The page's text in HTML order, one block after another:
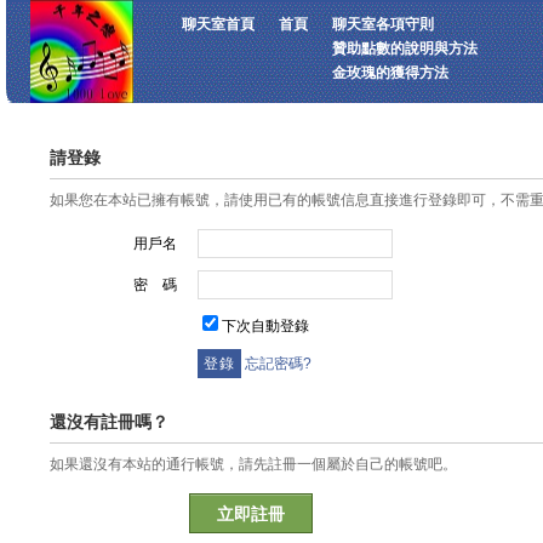
聊天室首頁 首頁
聊天室各項守則
贊助點數的說明與方法
金玫瑰的獲得方法
請登錄
如果您在本站已擁有帳號，請使用已有的帳號信息直接進行登錄即可，不需
用戶名
密 碼
下次自動登錄
忘記密碼?
還沒有註冊嗎？
如果還沒有本站的通行帳號，請先註冊一個屬於自己的帳號吧。
立即註冊